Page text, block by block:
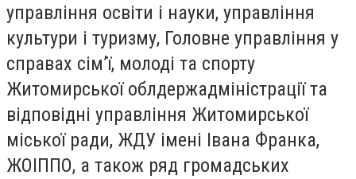
управління освіти і науки, управління
культури і туризму, Головне управління у
справах сім’ї, молоді та спорту
Житомирської облдержадміністрації та
відповідні управління Житомирської
міської ради, ЖДУ імені Івана Франка,
ЖОІППО, а також ряд громадських